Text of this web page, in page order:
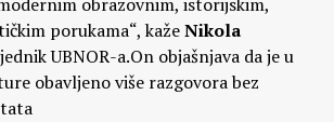
porukama“, kažeNikola
UBNOR-a.On objašnjava da je u
obavljeno više razgovora bez